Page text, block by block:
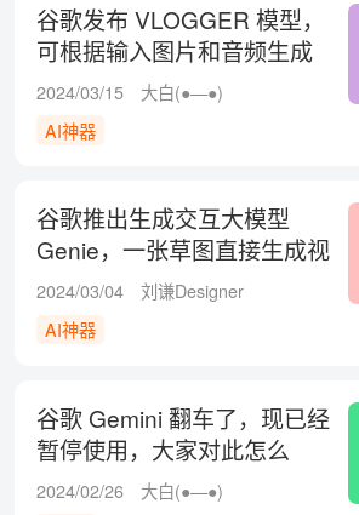
谷歌发布 VLOGGER 模型，
可根据输入图片和音频生成
人物讲话视频！
2024/03/15
大白(●—●)
AI神器
谷歌推出生成交互大模型
Genie，一张草图直接生成视
频游戏！
2024/03/04
刘谦Designer
AI神器
谷歌 Gemini 翻车了，现已经
暂停使用，大家对此怎么
看？
2024/02/26
大白(●—●)